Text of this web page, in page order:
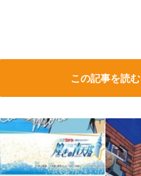
この記事を読む